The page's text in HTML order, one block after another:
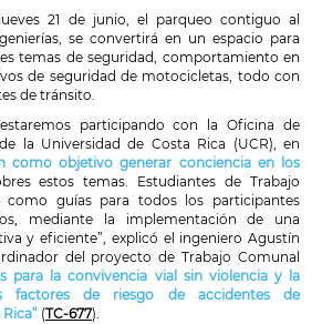
21 de junio, el parqueo contiguo al
se convertirá en un espacio para
temas de seguridad, comportamiento en
de seguridad de motocicletas, todo con
de tránsito.
participando con la Oficina de
la Universidad de Costa Rica (UCR), en
como objetivo generar conciencia en los
estos temas. Estudiantes de Trabajo
como guías para todos los participantes
mediante la implementación de una
y eficiente”, explicó el ingeniero Agustín
del proyecto de Trabajo Comunal
para la convivencia vial sin violencia y la
factores de riesgo de accidentes de
(TC-677).